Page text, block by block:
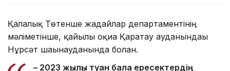
Қалалық Төтенше жағдайлар департаментінің
мәліметінше, қайғылы оқиға Қаратау ауданындағы
Нұрсәт шағынауданында болған.
– 2023 жылы туған бала ересектердің